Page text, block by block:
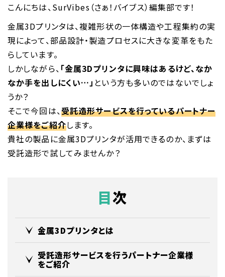
こんにちは、SurVibes（さぁ！バイブス）編集部です！
金属3Dプリンタは、複雑形状の一体構造や工程集約の実
現によって、部品設計・製造プロセスに大きな変革をもた
らしています。
しかしながら、 「金属3Dプリンタに興味はあるけど、なか
なか手を出しにくい…」 という方も多いのではないでしょ
うか？
そこで今回は、受託造形サービスを行っているパートナー
企業様をご紹介します。
貴社の製品に金属3Dプリンタが活用できるのか、まずは
受託造形で試してみませんか？
目次
金属3Dプリンタとは
受託造形サービスを行うパートナー企業様
をご紹介